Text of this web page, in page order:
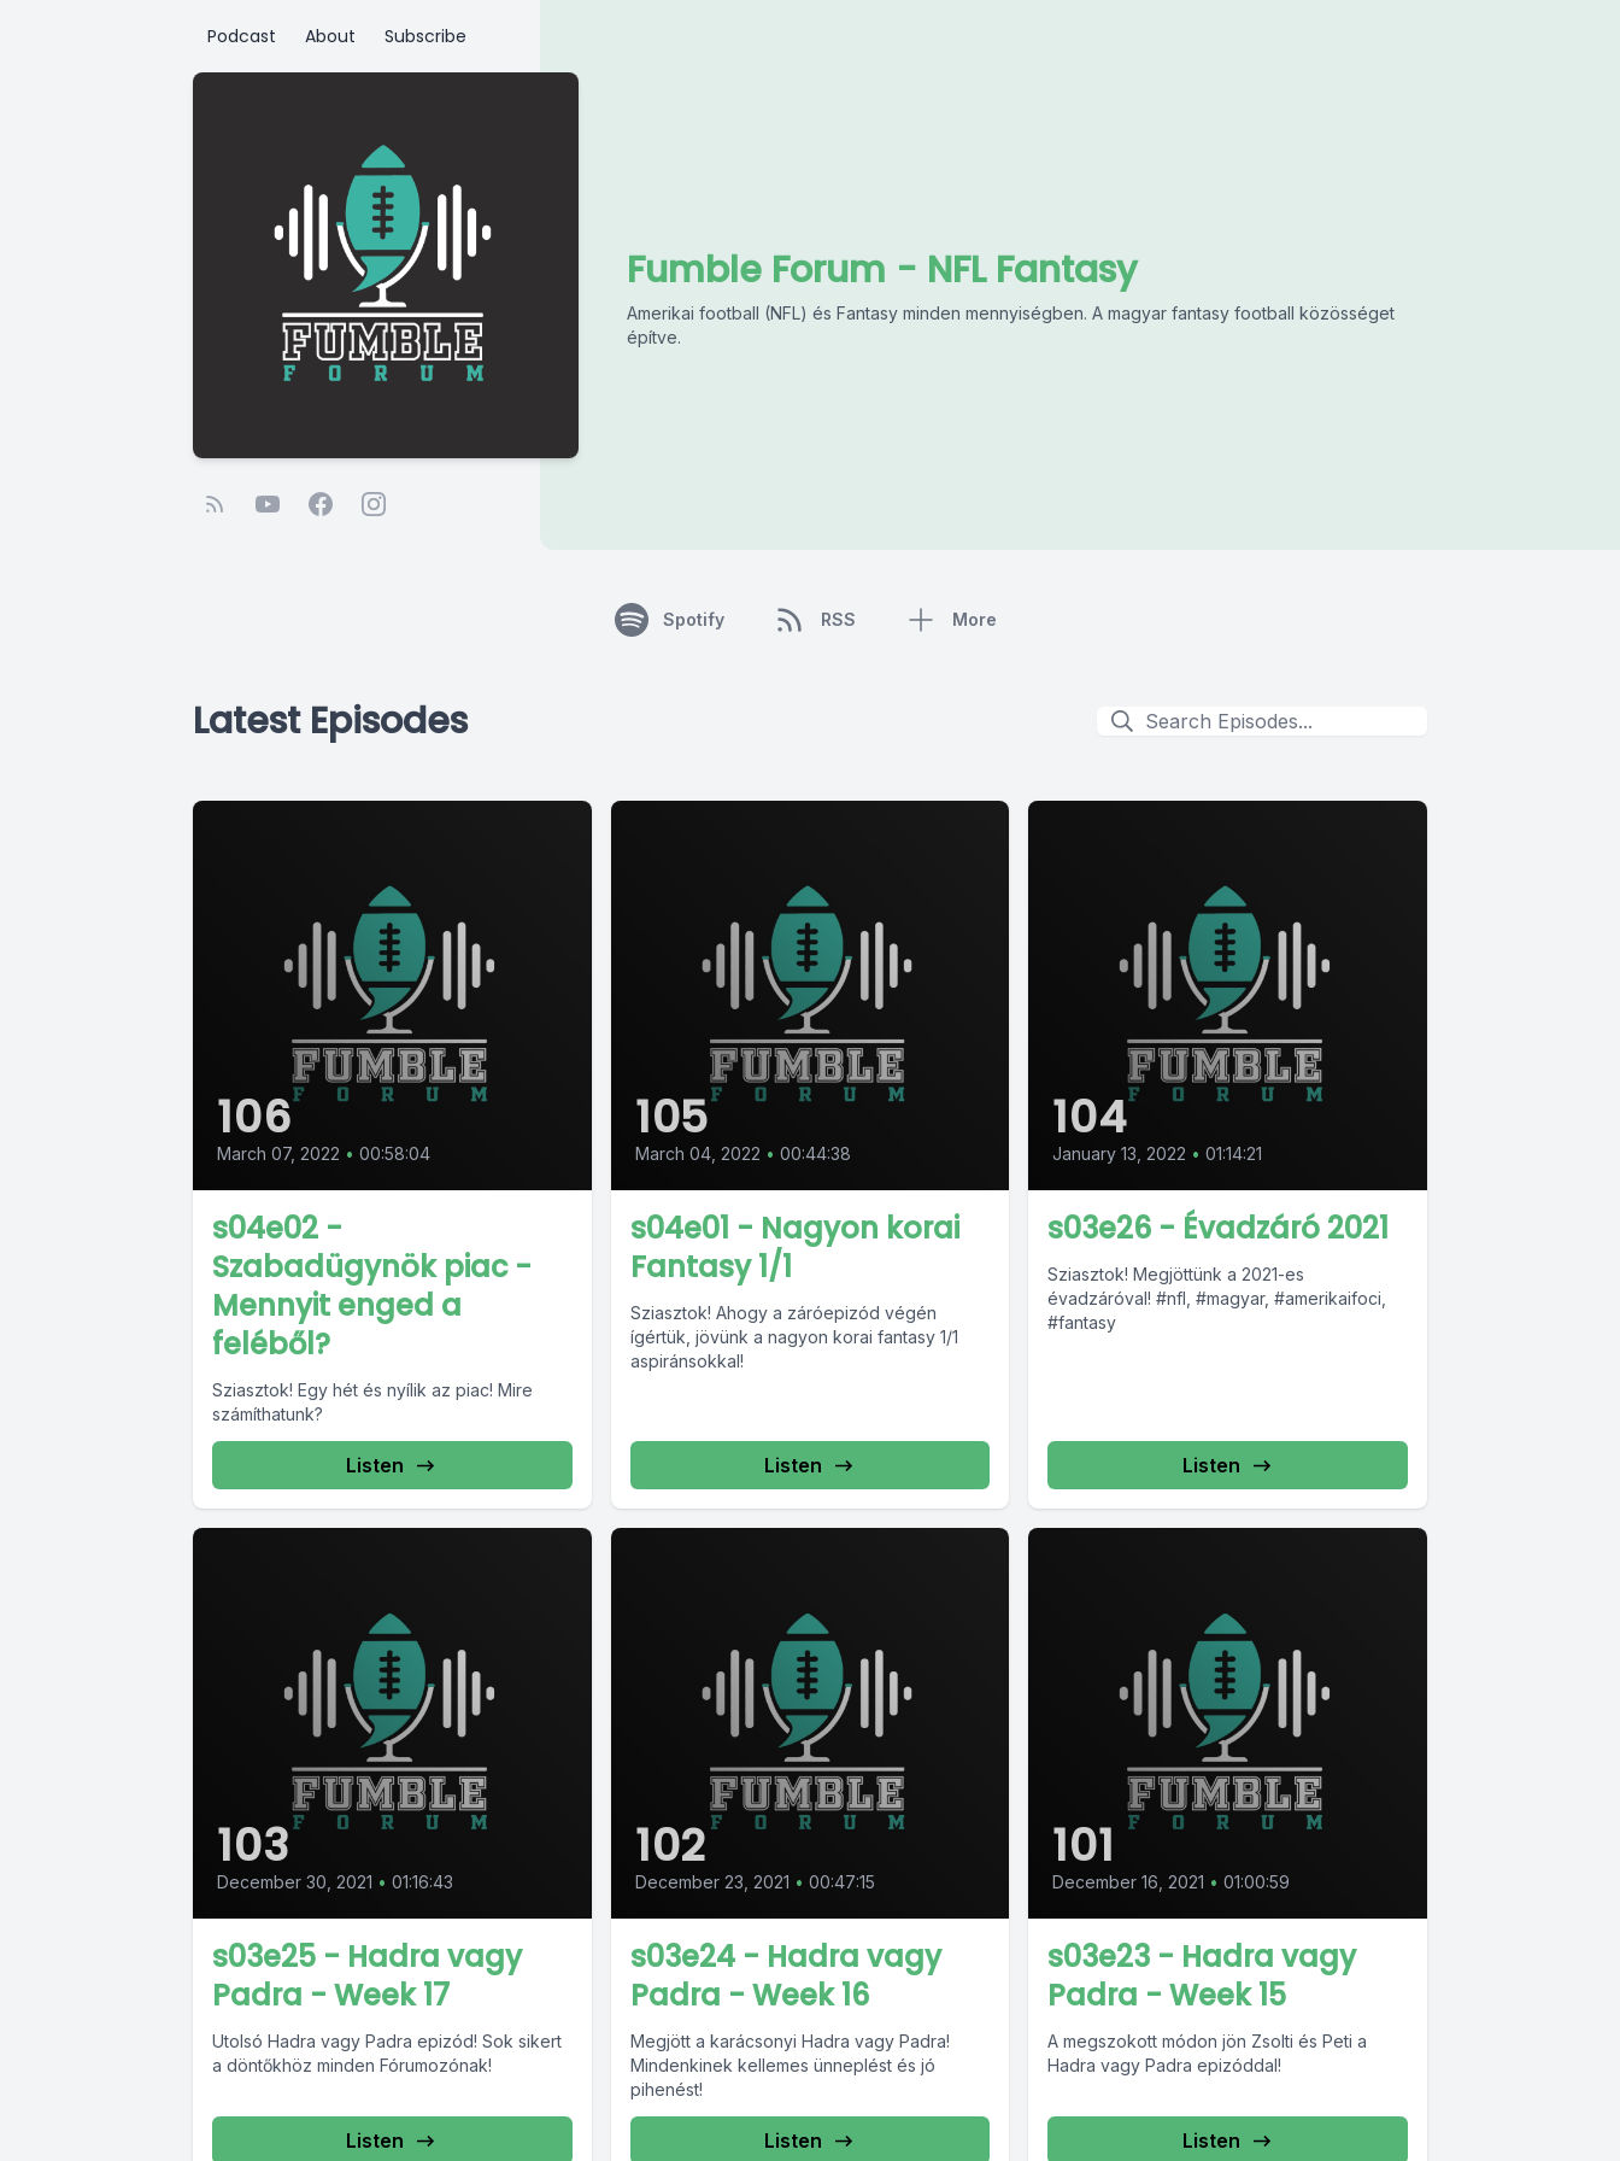
Podcast About Subscribe
Fumble Forum - NFL Fantasy
Amerikai football (NFL) és Fantasy minden mennyiségben. A magyar fantasy football közösséget
építve.
Spotify RSS More
Latest Episodes
106
March 07, 2022 • 00:58:04
s04e02 -
Szabadügynök piac -
Mennyit enged a
feléből?
Sziasztok! Egy hét és nyílik az piac! Mire
számíthatunk?
Listen
105
March 04, 2022 • 00:44:38
s04e01 - Nagyon korai
Fantasy 1/1
Sziasztok! Ahogy a záróepizód végén
ígértük, jövünk a nagyon korai fantasy 1/1
aspiránsokkal!
Listen
104
January 13, 2022 • 01:14:21
s03e26 - Évadzáró 2021
Sziasztok! Megjöttünk a 2021-es
évadzáróval! #nfl, #magyar, #amerikaifoci,
#fantasy
Listen
103
December 30, 2021 • 01:16:43
s03e25 - Hadra vagy
Padra - Week 17
Utolsó Hadra vagy Padra epizód! Sok sikert
a döntőkhöz minden Fórumozónak!
Listen
102
December 23, 2021 • 00:47:15
s03e24 - Hadra vagy
Padra - Week 16
Megjött a karácsonyi Hadra vagy Padra!
Mindenkinek kellemes ünneplést és jó
pihenést!
Listen
101
December 16, 2021 • 01:00:59
s03e23 - Hadra vagy
Padra - Week 15
A megszokott módon jön Zsolti és Peti a
Hadra vagy Padra epizóddal!
Listen